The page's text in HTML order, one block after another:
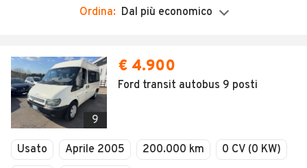
Noleggio a lungo termine
Moto
Camper
Veicoli Commerciali
Concessionari
Ordina: Dal più economico
9
€ 4.900
Ford transit autobus 9 posti
Usato Aprile 2005 200.000 km
0 CV (0 KW)